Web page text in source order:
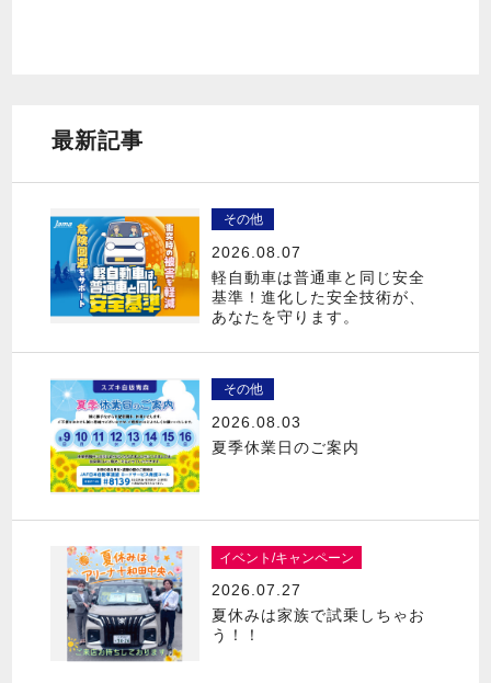
最新記事
その他
2026.08.07
軽自動車は普通車と同じ安全
基準！進化した安全技術が、
あなたを守ります。
その他
2026.08.03
夏季休業日のご案内
イベント/キャンペーン
2026.07.27
夏休みは家族で試乗しちゃお
う！！